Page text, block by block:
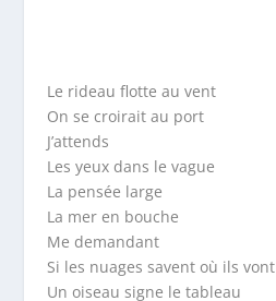
Le rideau flotte au vent
On se croirait au port
J’attends
Les yeux dans le vague
La pensée large
La mer en bouche
Me demandant
Si les nuages savent où ils vont
Un oiseau signe le tableau